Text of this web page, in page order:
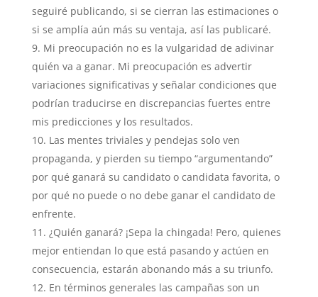
seguiré publicando, si se cierran las estimaciones o
si se amplía aún más su ventaja, así las publicaré.
Mi preocupación no es la vulgaridad de adivinar
quién va a ganar. Mi preocupación es advertir
variaciones significativas y señalar condiciones que
podrían traducirse en discrepancias fuertes entre
mis predicciones y los resultados.
Las mentes triviales y pendejas solo ven
propaganda, y pierden su tiempo “argumentando”
por qué ganará su candidato o candidata favorita, o
por qué no puede o no debe ganar el candidato de
enfrente.
¿Quién ganará? ¡Sepa la chingada! Pero, quienes
mejor entiendan lo que está pasando y actúen en
consecuencia, estarán abonando más a su triunfo.
En términos generales las campañas son un